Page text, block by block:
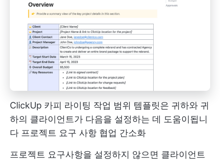
ClickUp 카피 라이팅 작업 범위 템플릿은 귀하와 귀
하의 클라이언트가 다음을 설정하는 데 도움이됩니
다 프로젝트 요구 사항 협업 간소화
프로젝트 요구사항을 설정하지 않으면 클라이언트